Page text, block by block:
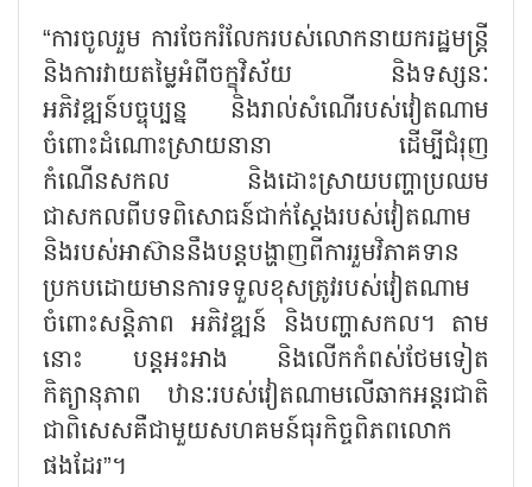
“ការចូលរួម ការចែករំលែករបស់លោកនាយករដ្ឋមន្ត្រី
និងការវាយតម្លៃអំពីចក្ខុវិស័យ និងទស្សនៈ
អភិវឌ្ឍន៍បច្ចុប្បន្ន និងរាល់សំណើរបស់វៀតណាម
ចំពោះដំណោះស្រាយនានា ដើម្បីជំរុញ
កំណើនសកល និងដោះស្រាយបញ្ហាប្រឈម
ជាសកលពីបទពិសោធន៍ជាក់ស្តែងរបស់វៀតណាម
និងរបស់អាស៊ាននឹងបន្តបង្ហាញពីការរួមវិភាគទាន
ប្រកបដោយមានការទទួលខុសត្រូវរបស់វៀតណាម
ចំពោះសន្តិភាព អភិវឌ្ឍន៍ និងបញ្ហាសកល។ តាម
នោះ បន្តអះអាង និងលើកកំពស់ថែមទៀត
កិត្យានុភាព ឋានៈរបស់វៀតណាមលើឆាកអន្តរជាតិ
ជាពិសេសគឺជាមួយសហគមន៍ធុរកិច្ចពិភពលោក
ផងដែរ”។